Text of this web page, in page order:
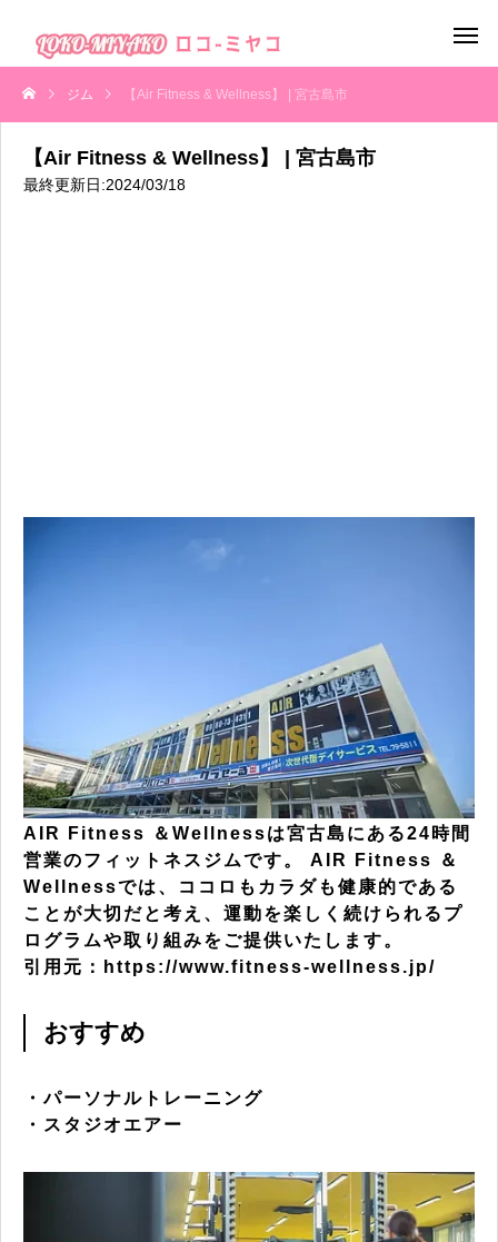
ジム 【Air Fitness & Wellness】 | 宮古島市
【Air Fitness & Wellness】 | 宮古島市
最終更新日:2024/03/18
AIR Fitness ＆Wellnessは宮古島にある24時間
営業のフィットネスジムです。 AIR Fitness ＆
Wellnessでは、ココロもカラダも健康的である
ことが大切だと考え、運動を楽しく続けられるプ
ログラムや取り組みをご提供いたします。
引用元：https://www.fitness-wellness.jp/
おすすめ
・パーソナルトレーニング
・スタジオエアー